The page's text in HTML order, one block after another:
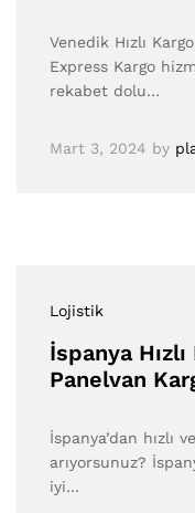
Venedik Hızlı
Express Kargo
rekabet dolu…
Mart 3, 2024 by
Lojistik
İspanya
Panelvan
İspanya’dan
arıyorsunuz?
iyi…